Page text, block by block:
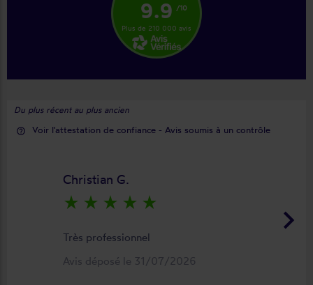
9.9 /10
Plus de 210 000 avis
Du plus récent au plus ancien
help_outline Voir l'attestation de confiance - Avis soumis à un contrôle
keyboard_arrow_right
Christian G.
star_rate star_rate star_rate star_rate star_rate
Très professionnel
Avis déposé le 31/07/2026